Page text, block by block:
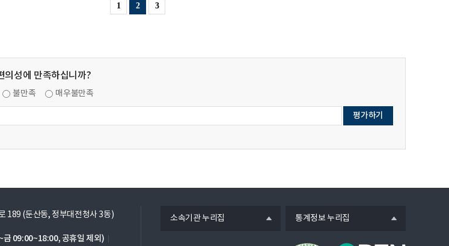
1 2 3
의성에 만족하십니까?
불만족 매우불만족
189 (둔산동, 정부대전청사 3동)
금 09:00~18:00, 공휴일 제외)
소속기관 누리집 통계정보 누리집